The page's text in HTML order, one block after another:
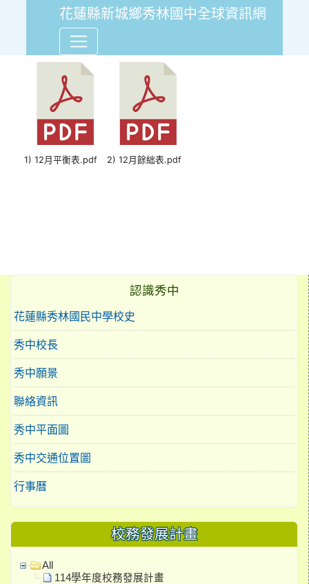
花蓮縣新城鄉秀林國中全球資訊網
112年12月份會計報告平衡表
1) 12月平衡表.pdf 2) 12月餘絀表.pdf
認識秀中
花蓮縣秀林國民中學校史
秀中校長
秀中願景
聯絡資訊
秀中平面圖
秀中交通位置圖
行事曆
校務發展計畫
All
114學年度校務發展計畫